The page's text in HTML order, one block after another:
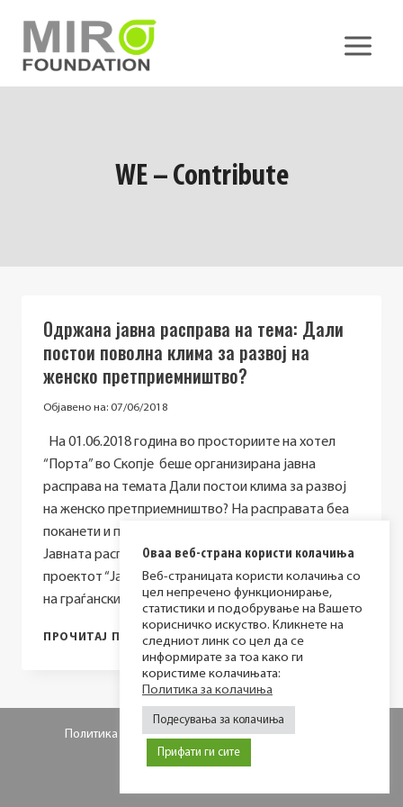
content
WE – Contribute
Одржана јавна расправа на тема: Дали
постои поволна клима за развој на
женско претприемништво?
Објавено на: 07/06/2018
На 01.06.2018 година во просториите на хотел
“Порта” во Скопје беше организирана јавна
расправа на темата Дали постои клима за развој
на женско претприемништво? На расправата беа
поканети и присуствуваа жени претприемачи.
Јавната расправа е дел од активностите на
проектот “Јакнење на придонесот и ефикасноста
на граѓанските организации од…
ПРОЧИТАЈ ПОВЕЌЕОДРЖАНА
ЈАВНА
РАСПРАВА
НА
ТЕМА:
ДАЛИ
ПОСТОИ
ПОВОЛНА
ЗА
© 2026 МИР фондација
Политика за приватност Политика за колачиња
Оваа веб-страна користи колачиња
Веб-страницата користи колачиња со
цел непречено функционирање,
статистики и подобрување на Вашето
корисничко искуство. Кликнете на
следниот линк со цел да се
информирате за тоа како ги
користиме колачињата:
Политика за колачиња
Подесувања за колачиња
Прифати ги сите